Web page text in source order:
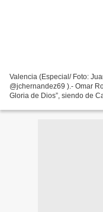
Valencia (Especial/ Foto:
@jchernandez69 ).- Omar
Gloria de Dios”, siendo de